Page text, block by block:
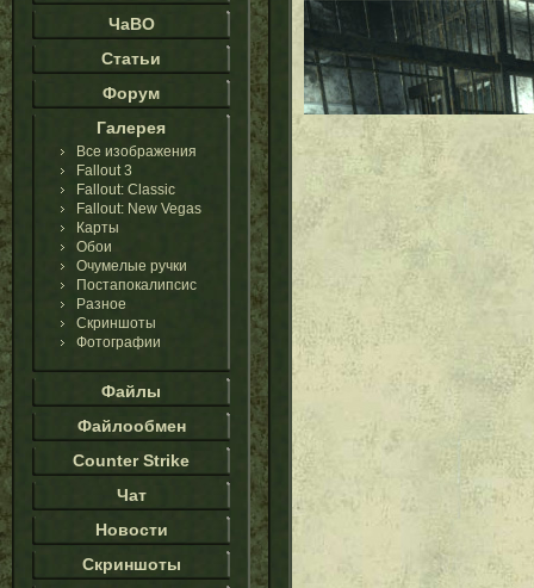
ЧаВО
Статьи
Форум
Галерея
Все изображения
Fallout 3
Fallout: Classic
Fallout: New Vegas
Карты
Обои
Очумелые ручки
Постапокалипсис
Разное
Скриншоты
Фотографии
Файлы
Файлообмен
Counter Strike
Чат
Новости
Скриншоты